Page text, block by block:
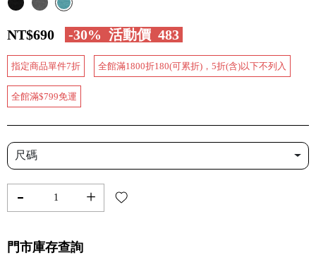
NT$690 -30% 活動價 483
指定商品單件7折 全館滿1800折180(可累折)，5折(含)以下不列入
全館滿$799免運
尺碼
- +
門市庫存查詢